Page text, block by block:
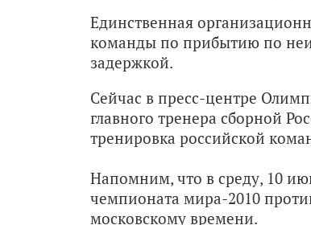
Единственная
команды по прибытию по
задержкой.
Сейчас в пресс-центре
главного тренера сборной
тренировка российской
Напомним, что в среду, 10
чемпионата мира-2010
московскому времени.